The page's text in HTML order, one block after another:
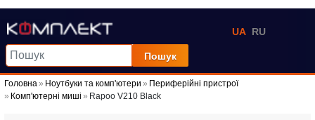
UA RU
Пошук
Головна Ноутбуки та комп'ютери
Периферійні пристрої
Комп'ютерні миші
Rapoo V210 Black